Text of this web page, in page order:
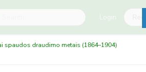
Login
spaudos draudimo metais (1864–1904)